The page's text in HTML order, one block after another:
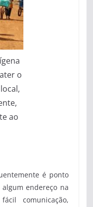
o
ao
é ponto
endereço na
comunicação,